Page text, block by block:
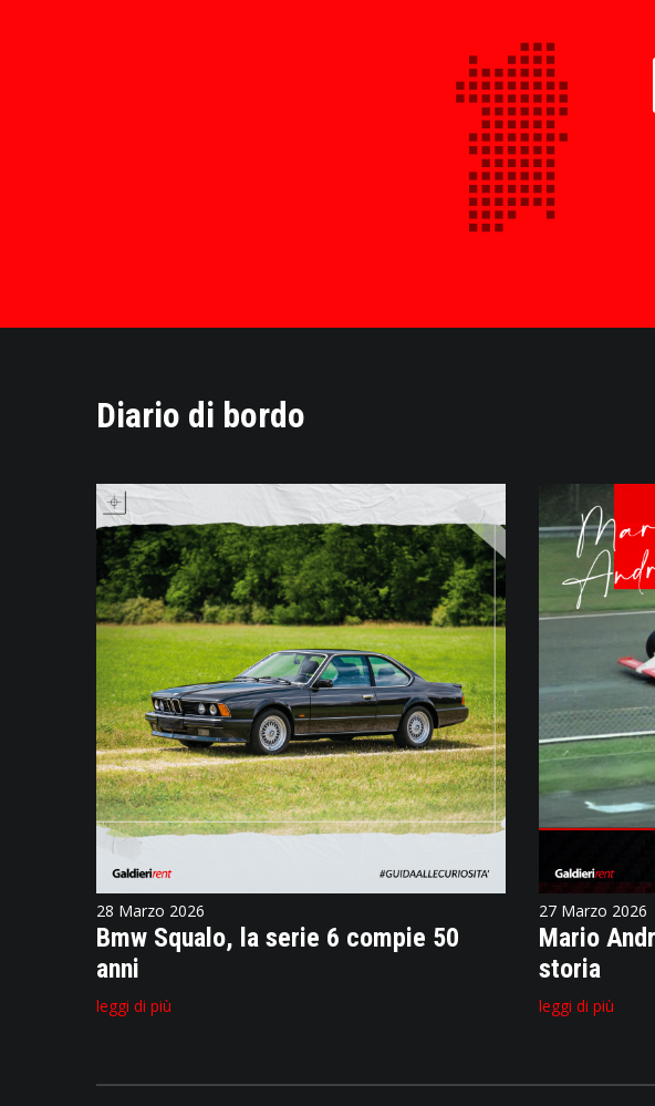
Diario di bordo
28 Marzo 2026
Bmw Squalo, la serie 6 compie 50
anni
leggi di più
27 Marzo 2026
Mario
storia
leggi di più